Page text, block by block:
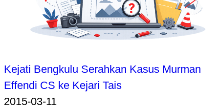
Kejati Bengkulu Serahkan Kasus Murman
Effendi CS ke Kejari Tais
2015-03-11